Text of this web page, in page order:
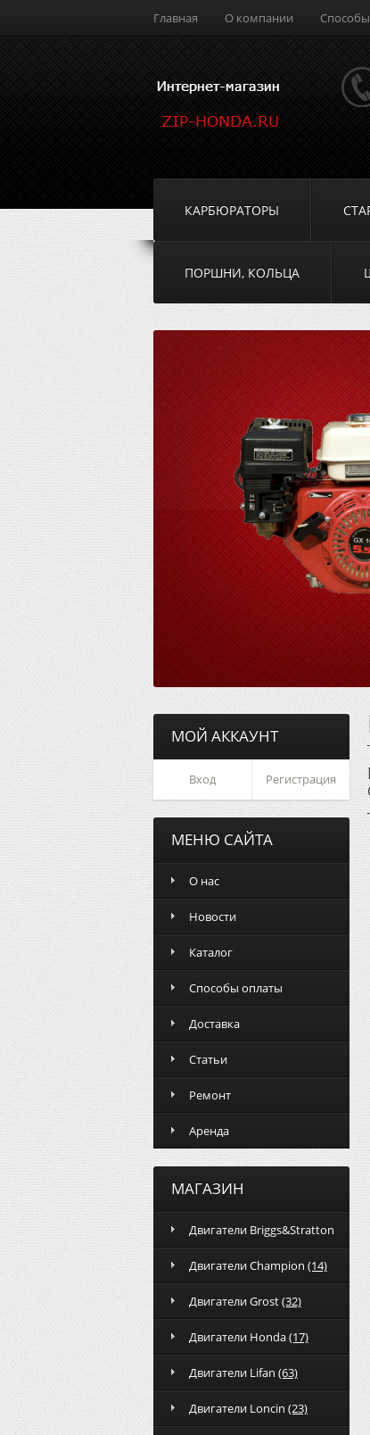
Главная О компании
КАРБЮРАТОРЫ
ПОРШНИ, КОЛЬЦА
МОЙ АККАУНТ
Вход Регистрация
МЕНЮ САЙТА
О нас
Новости
Каталог
Способы оплаты
Доставка
Статьи
Ремонт
Аренда
МАГАЗИН
Двигатели Briggs&Stratton
Двигатели Champion (14)
Двигатели Grost(32)
Двигатели Honda(17)
Двигатели Lifan (63)
Двигатели Loncin (23)